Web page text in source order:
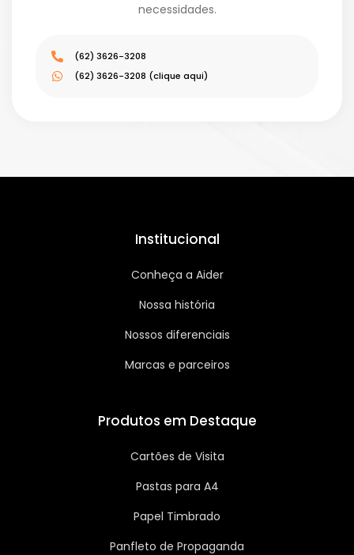
necessidades.
(62) 3626-3208
(62) 3626-3208 (clique aqui)
Institucional
Conheça a Aider
Nossa história
Nossos diferenciais
Marcas e parceiros
Produtos em Destaque
Cartões de Visita
Pastas para A4
Papel Timbrado
Panfleto de Propaganda